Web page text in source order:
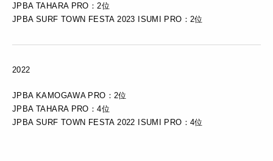
JPBA TAHARA PRO：2位
JPBA SURF TOWN FESTA 2023 ISUMI PRO：2位
2022
JPBA KAMOGAWA PRO：2位
JPBA TAHARA PRO：4位
JPBA SURF TOWN FESTA 2022 ISUMI PRO：4位